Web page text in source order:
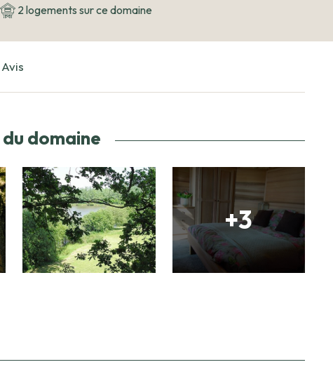
2 logements sur ce domaine
Avis
domaine
+3